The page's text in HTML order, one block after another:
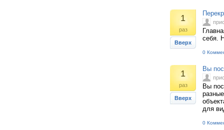
1
раз
Вверх
себя.
0
1
раз
Вверх
Вы
Вы
для
0